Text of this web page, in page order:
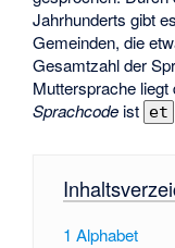
Jahrhunderts gibt
Gemeinden, die
Gesamtzahl der
Muttersprache liegt
Sprachcode ist et
1 Alphabet